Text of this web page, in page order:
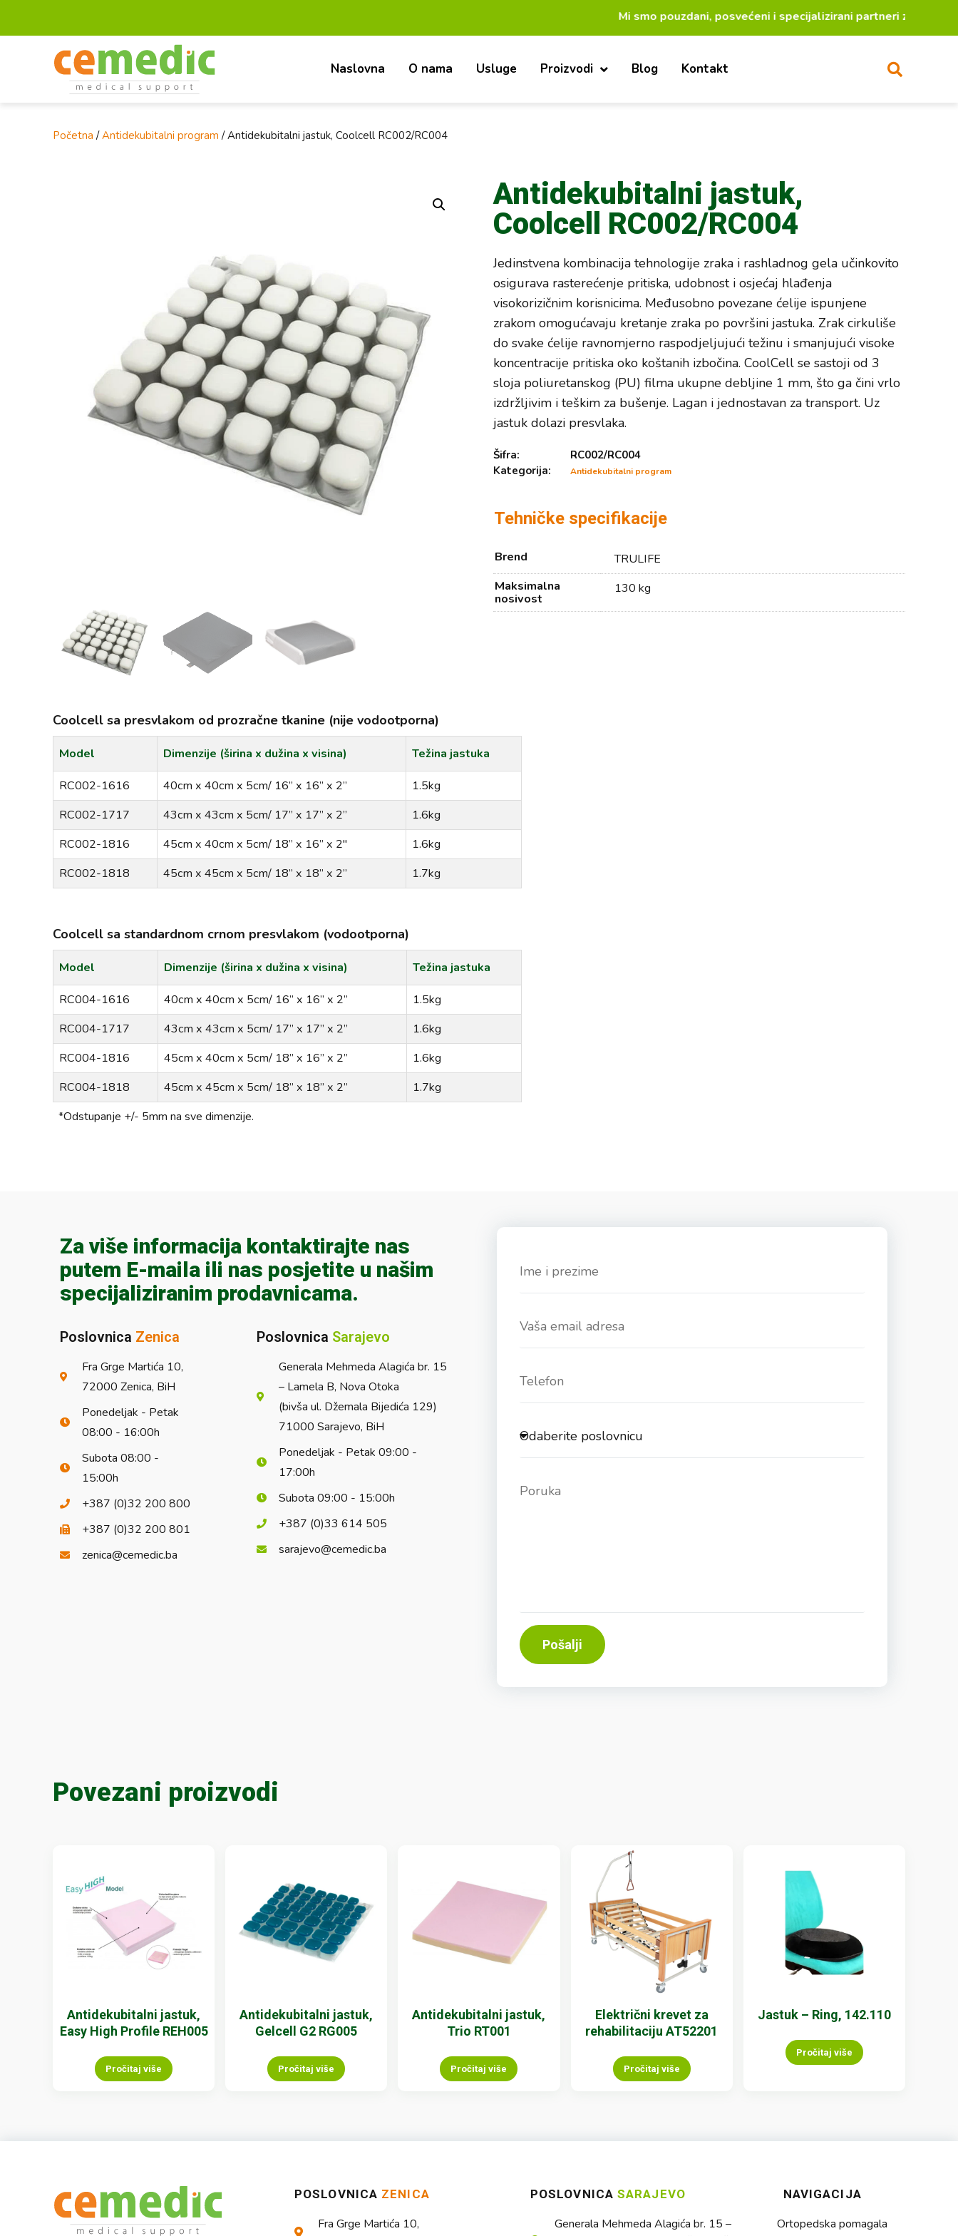
Mi smo pouzdani, posvećeni i specijalizirani partneri za lakši život –
Naslovna O nama Usluge Proizvodi Blog Kontakt
Početna /Antidekubitalni program / Antidekubitalni jastuk, Coolcell RC002/RC004
Antidekubitalni jastuk,
Coolcell RC002/RC004
Jedinstvena kombinacija tehnologije zraka i rashladnog gela učinkovito
osigurava rasterećenje pritiska, udobnost i osjećaj hlađenja
visokorizičnim korisnicima. Međusobno povezane ćelije ispunjene
zrakom omogućavaju kretanje zraka po površini jastuka. Zrak cirkuliše
do svake ćelije ravnomjerno raspodjeljujući težinu i smanjujući visoke
koncentracije pritiska oko koštanih izbočina. CoolCell se sastoji od 3
sloja poliuretanskog (PU) filma ukupne debljine 1 mm, što ga čini vrlo
izdržljivim i teškim za bušenje. Lagan i jednostavan za transport. Uz
jastuk dolazi presvlaka.
Šifra:
RC002/RC004
Kategorija:
Antidekubitalni program
Tehničke specifikacije
Brend
TRULIFE
Maksimalna
nosivost
130 kg
Coolcell sa presvlakom od prozračne tkanine (nije vodootporna)
Model Dimenzije (širina x dužina x visina) Težina jastuka
RC002-1616 40cm x 40cm x 5cm/ 16” x 16” x 2”
1.5kg
RC002-1717
43cm x 43cm x 5cm/ 17” x 17” x 2”
1.6kg
RC002-1816
45cm x 40cm x 5cm/ 18” x 16” x 2″
1.6kg
RC002-1818
45cm x 45cm x 5cm/ 18” x 18” x 2” 1.7kg
Coolcell sa standardnom crnom presvlakom (vodootporna)
Model Dimenzije (širina x dužina x visina) Težina jastuka
RC004-1616 40cm x 40cm x 5cm/ 16” x 16” x 2”
1.5kg
RC004-1717
43cm x 43cm x 5cm/ 17” x 17” x 2”
1.6kg
RC004-1816
45cm x 40cm x 5cm/ 18” x 16” x 2”
1.6kg
RC004-1818
45cm x 45cm x 5cm/ 18” x 18” x 2”
1.7kg
*Odstupanje +/- 5mm na sve dimenzije.
Za više informacija kontaktirajte nas
putem E-maila ili nas posjetite u našim
specijaliziranim prodavnicama.
Poslovnica Zenica
Fra Grge Martića 10,
72000 Zenica, BiH
Ponedeljak - Petak
08:00 - 16:00h
Subota 08:00 -
15:00h
+387 (0)32 200 800
+387 (0)32 200 801
zenica@cemedic.ba
Poslovnica Sarajevo
Generala Mehmeda Alagića br. 15
– Lamela B, Nova Otoka
(bivša ul. Džemala Bijedića 129)
71000 Sarajevo, BiH
Ponedeljak - Petak 09:00 -
17:00h
Subota 09:00 - 15:00h
+387 (0)33 614 505
sarajevo@cemedic.ba
Pošalji
Povezani proizvodi
Antidekubitalni jastuk,
Easy High Profile REH005
Pročitaj više
Antidekubitalni jastuk,
Gelcell G2 RG005
Pročitaj više
Antidekubitalni jastuk,
Trio RT001
Pročitaj više
Električni krevet za
rehabilitaciju AT52201
Pročitaj više
Jastuk – Ring, 142.110
Pročitaj više
POSLOVNICA ZENICA
Fra Grge Martića 10,
POSLOVNICASARAJEVO
Generala Mehmeda Alagića br. 15 –
NAVIGACIJA
Ortopedska pomagala